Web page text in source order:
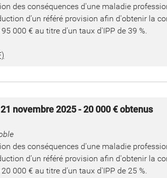
des conséquences d'une maladie
d’un référé provision afin d'obtenir la
000 € au titre d’un taux d'IPP de 39 %.
novembre 2025 - 20 000 € obtenus
des conséquences d'une maladie
d’un référé provision afin d'obtenir la
000 € au titre d’un taux d'IPP de 25 %.